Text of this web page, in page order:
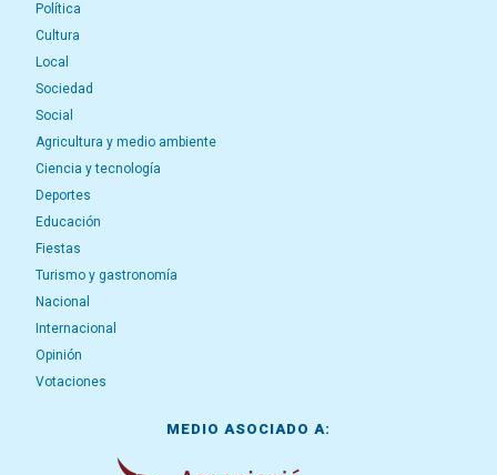
Política
Cultura
Local
Sociedad
Social
Agricultura y medio ambiente
Ciencia y tecnología
Deportes
Educación
Fiestas
Turismo y gastronomía
Nacional
Internacional
Opinión
Votaciones
MEDIO ASOCIADO A: